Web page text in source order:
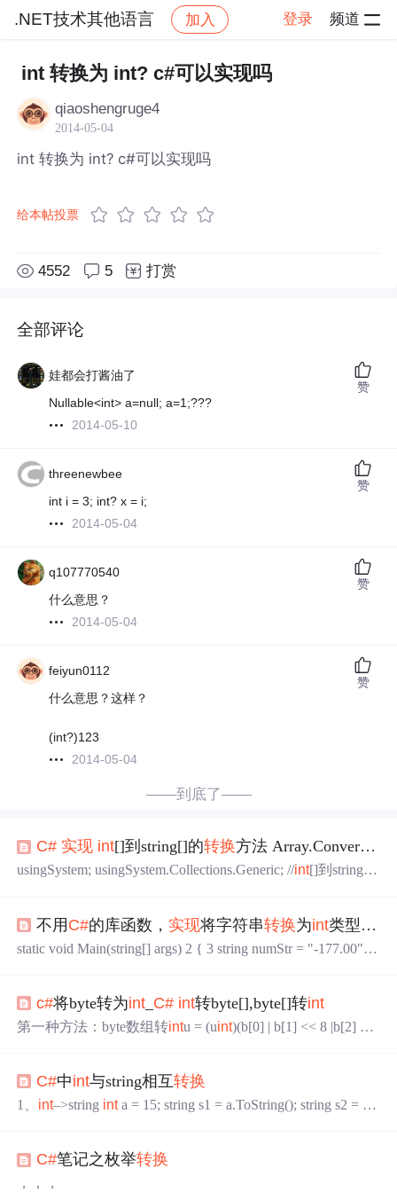
.NET技术其他语言 加入 登录 频道
社区 .NET技术其他语言 帖子详情
int 转换为 int? c#可以实现吗
qiaoshengruge4
2014-05-04
int 转换为 int? c#可以实现吗
给本帖投票
4552 5 打赏
全部评论
娃都会打酱油了
Nullable<int> a=null; a=1;???
2014-05-10
赞
threenewbee
int i = 3; int? x = i;
2014-05-04
赞
q107770540
什么意思？
2014-05-04
赞
feiyun0112
什么意思？这样？
(int?)123
2014-05-04
赞
——到底了——
C# 实现 int[]到string[]的转换方法 Array.ConvertAll
usingSystem; usingSystem.Collections.Generic; //int[]到string[]
不用 C#的库函数， 实现将字符串转换为int类型的整数
static void Main(string[] args) 2 { 3 string numStr = "-177.00"; 4
c#将byte转为int C# int转byte[],byte[]转int
第一种方法：byte数组转intu = (uint)(b[0] | b[1] << 8 |b[2] <<
C#中int与string相互转换
1、 int–>string inta = 15; string s1 = a.ToString(); string s2 = Co
C#笔记之枚举转换
，，，